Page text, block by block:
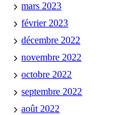
mars 2023
février 2023
décembre 2022
novembre 2022
octobre 2022
septembre 2022
août 2022